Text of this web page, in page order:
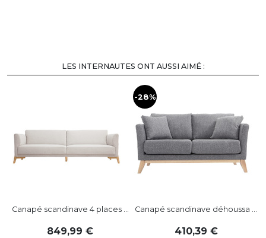
LES INTERNAUTES ONT AUSSI AIMÉ :
Canapé scandinave 4 places ...
849,99
-28%
Canapé scandinave déhoussa ...
410,39